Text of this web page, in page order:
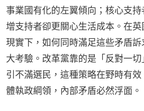
事業國有化的左翼傾向；核心支
增支持者卻更關心生活成本。在
現實下，如何同時滿足這些矛盾
大考驗。改革黨靠的是「反對一
引不滿選民，這種策略在野時有
體執政綱領，內部矛盾必然浮面。